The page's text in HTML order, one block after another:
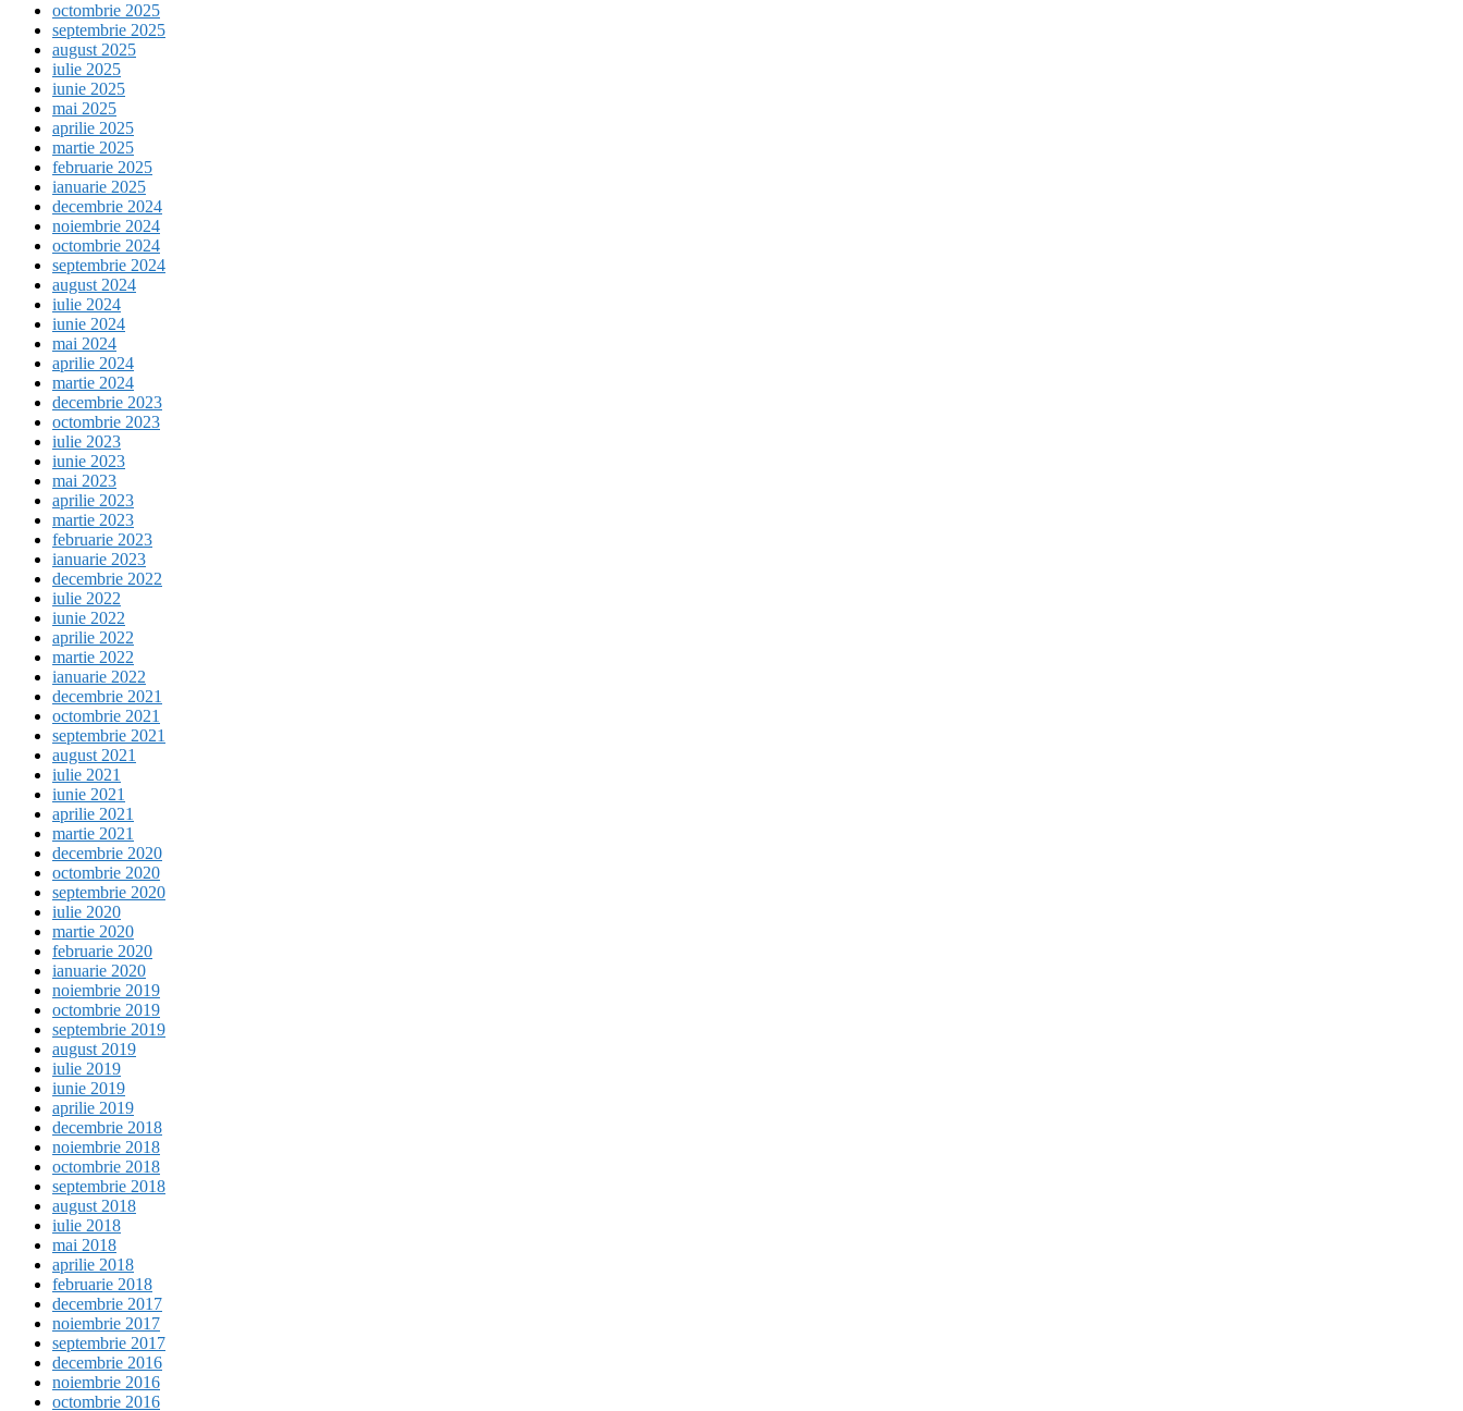
octombrie 2025
septembrie 2025
august 2025
iulie 2025
iunie 2025
mai 2025
aprilie 2025
martie 2025
februarie 2025
ianuarie 2025
decembrie 2024
noiembrie 2024
octombrie 2024
septembrie 2024
august 2024
iulie 2024
iunie 2024
mai 2024
aprilie 2024
martie 2024
decembrie 2023
octombrie 2023
iulie 2023
iunie 2023
mai 2023
aprilie 2023
martie 2023
februarie 2023
ianuarie 2023
decembrie 2022
iulie 2022
iunie 2022
aprilie 2022
martie 2022
ianuarie 2022
decembrie 2021
octombrie 2021
septembrie 2021
august 2021
iulie 2021
iunie 2021
aprilie 2021
martie 2021
decembrie 2020
octombrie 2020
septembrie 2020
iulie 2020
martie 2020
februarie 2020
ianuarie 2020
noiembrie 2019
octombrie 2019
septembrie 2019
august 2019
iulie 2019
iunie 2019
aprilie 2019
decembrie 2018
noiembrie 2018
octombrie 2018
septembrie 2018
august 2018
iulie 2018
mai 2018
aprilie 2018
februarie 2018
decembrie 2017
noiembrie 2017
septembrie 2017
decembrie 2016
noiembrie 2016
octombrie 2016